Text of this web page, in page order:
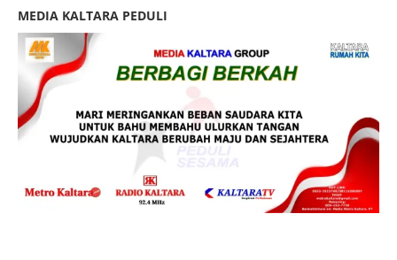
MEDIA KALTARA PEDULI